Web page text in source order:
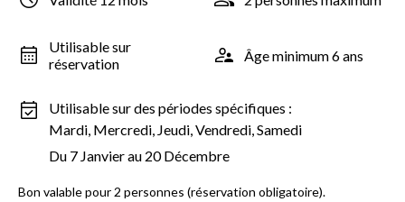
Utilisable sur
réservation
Âge minimum 6 ans
Utilisable sur des périodes spécifiques :
Mardi, Mercredi, Jeudi, Vendredi, Samedi
Du 7 Janvier au 20 Décembre
Bon valable pour 2 personnes (réservation obligatoire).